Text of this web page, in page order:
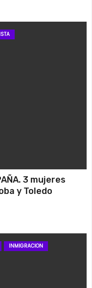
3 mujeres
y Toledo
INMIGRACION